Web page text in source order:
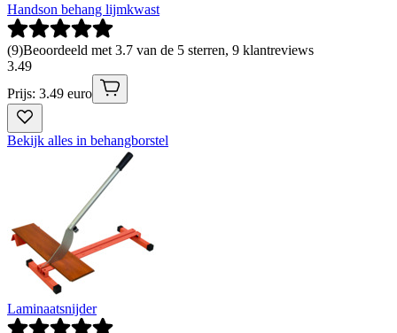
Handson behang lijmkwast
(9)Beoordeeld met 3.7 van de 5 sterren, 9 klantreviews
3.49
Prijs: 3.49 euro
Bekijk alles in behangborstel
Laminaatsnijder